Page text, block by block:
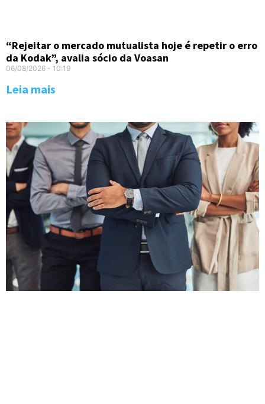
“Rejeitar o mercado mutualista hoje é repetir o erro
da Kodak”, avalia sócio da Voasan
06/08/2026 10:19
Leia mais